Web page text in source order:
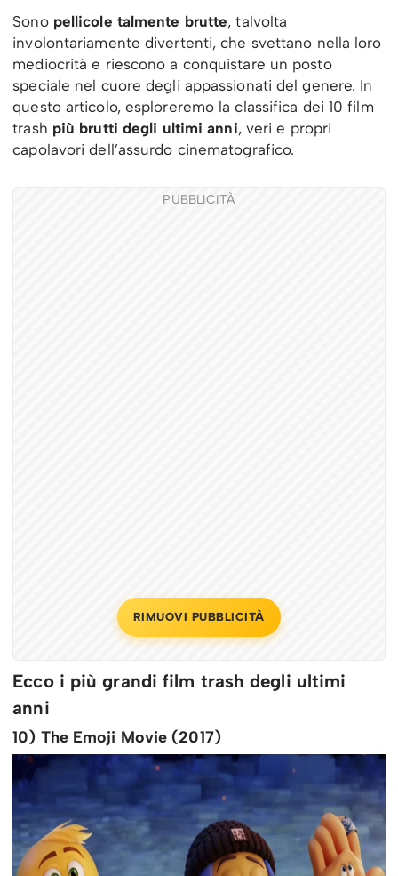
Sono pellicole talmente brutte, talvolta
involontariamente divertenti, che svettano nella loro
mediocrità e riescono a conquistare un posto
speciale nel cuore degli appassionati del genere. In
questo articolo, esploreremo la classifica dei 10 film
trash più brutti degli ultimi anni, veri e propri
capolavori dell’assurdo cinematografico.
PUBBLICITÀ
RIMUOVI PUBBLICITÀ
Ecco i più grandi film trash degli ultimi
anni
10) The Emoji Movie (2017)